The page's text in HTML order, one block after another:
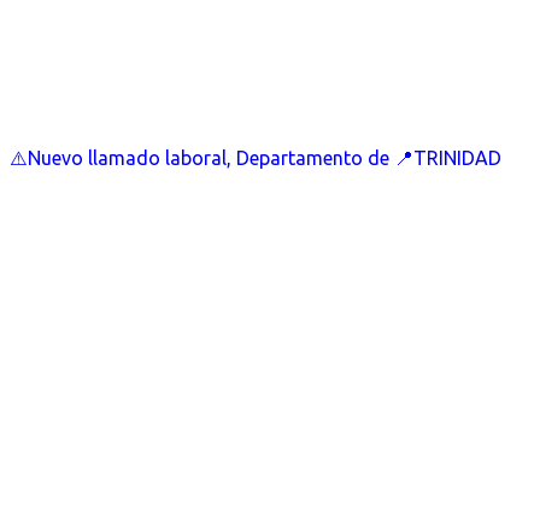
⚠️Nuevo llamado laboral, Departamento de 📍TRINIDAD